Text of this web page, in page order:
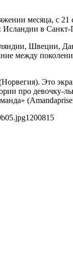
месяца, с 21
в Санкт-
Швеции,
между
Это
про девочку-
1200815